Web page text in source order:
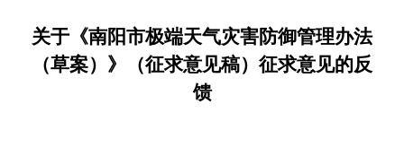
关于《南阳市极端天气灾害防御管理办法
（草案）》（征求意见稿）征求意见的反
馈